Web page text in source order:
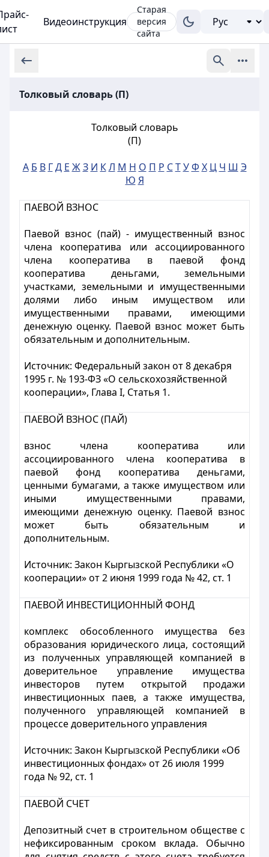
Видеоинструкция
Старая
версия
сайта
Толковый словарь (П)
Толковый словарь
(П)
А Б В Г Д Е Ж З И К Л М Н О П Р С Т У Ф Х Ц Ч Ш Э
Ю Я
ПАЕВОЙ ВЗНОС
Паевой взнос (пай) - имущественный взнос
члена кооператива или ассоциированного
члена кооператива в паевой фонд
кооператива деньгами, земельными
участками, земельными и имущественными
долями либо иным имуществом или
имущественными правами, имеющими
денежную оценку. Паевой взнос может быть
обязательным и дополнительным.
Источник: Федеральный закон от 8 декабря
1995 г. № 193-ФЗ «О сельскохозяйственной
кооперации», Глава I, Статья 1.
ПАЕВОЙ ВЗНОС (ПАЙ)
взнос члена кооператива или
ассоциированного члена кооператива в
паевой фонд кооператива деньгами,
ценными бумагами, а также имуществом или
иными имущественными правами,
имеющими денежную оценку. Паевой взнос
может быть обязательным и
дополнительным.
Источник: Закон Кыргызской Республики «О
кооперации» от 2 июня 1999 года № 42, ст. 1
ПАЕВОЙ ИНВЕСТИЦИОННЫЙ ФОНД
комплекс обособленного имущества без
образования юридического лица, состоящий
из полученных управляющей компанией в
доверительное управление имущества
инвесторов путем открытой продажи
инвестиционных паев, а также имущества,
полученного управляющей компанией в
процессе доверительного управления
Источник: Закон Кыргызской Республики «Об
инвестиционных фондах» от 26 июля 1999
года № 92, ст. 1
ПАЕВОЙ СЧЕТ
Депозитный счет в строительном обществе с
нефиксированным сроком вклада. Обычно